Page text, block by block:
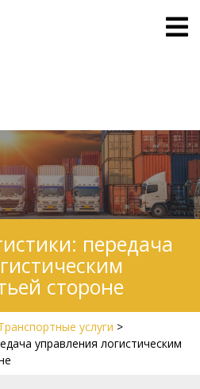
передача
стороне
услуги >
управления логистическим